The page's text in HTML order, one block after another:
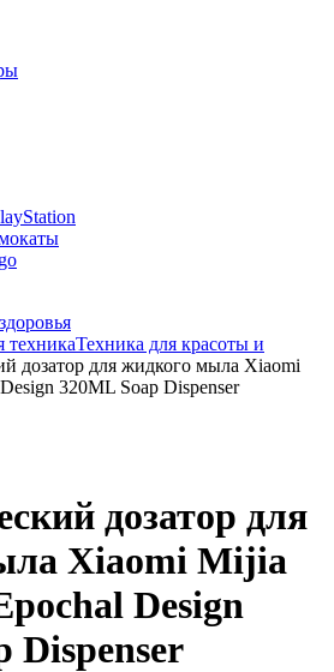
техникаТехника для красоты и
дозатор для жидкого мыла Xiaomi
320ML Soap Dispenser
дозатор для
Xiaomi Mijia
Design
Dispenser